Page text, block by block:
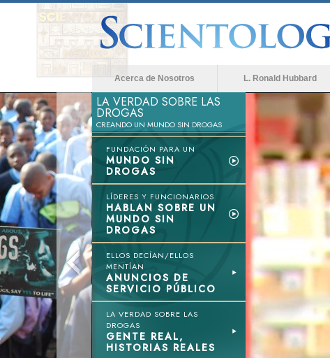
Acerca de Nosotros L. Ronald Hubbard
LA VERDAD SOBRE LAS
DROGAS
CREANDO UN MUNDO SIN DROGAS
FUNDACIÓN PARA UN
MUNDO SIN
DROGAS
LÍDERES Y FUNCIONARIOS
HABLAN SOBRE UN
MUNDO SIN
DROGAS
ELLOS DECÍAN/ELLOS
MENTÍAN
ANUNCIOS DE
SERVICIO PÚBLICO
LA VERDAD SOBRE LAS
DROGAS
GENTE REAL,
HISTORIAS REALES